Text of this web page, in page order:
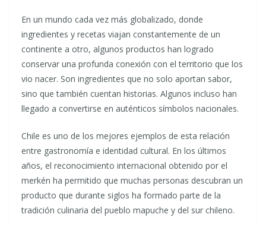
En un mundo cada vez más globalizado, donde
ingredientes y recetas viajan constantemente de un
continente a otro, algunos productos han logrado
conservar una profunda conexión con el territorio que los
vio nacer. Son ingredientes que no solo aportan sabor,
sino que también cuentan historias. Algunos incluso han
llegado a convertirse en auténticos símbolos nacionales.
Chile es uno de los mejores ejemplos de esta relación
entre gastronomía e identidad cultural. En los últimos
años, el reconocimiento internacional obtenido por el
merkén ha permitido que muchas personas descubran un
producto que durante siglos ha formado parte de la
tradición culinaria del pueblo mapuche y del sur chileno.